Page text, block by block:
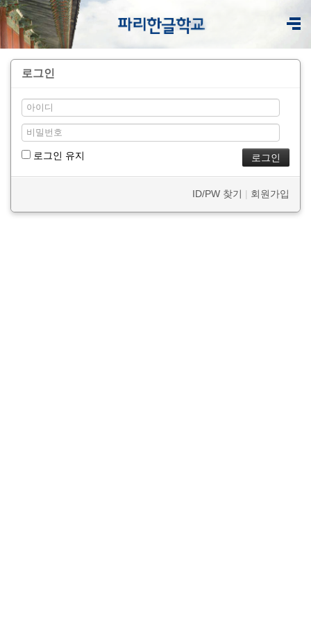
로그인
로그인 유지
ID/PW 찾기 | 회원가입